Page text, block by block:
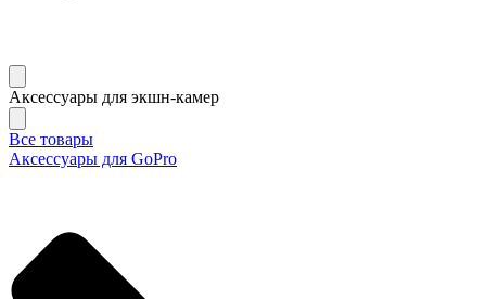
Аксессуары для экшн-камер
Все товары
Аксессуары для GoPro